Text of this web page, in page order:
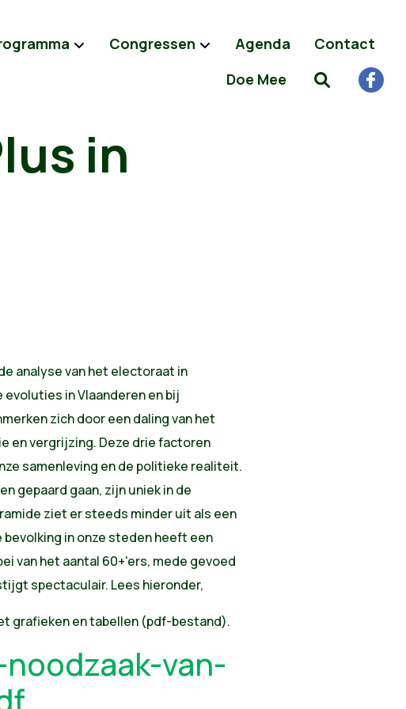
Congressen Agenda
Contact
Doe Mee
in
analyse van het electoraat in
in Vlaanderen en bij
zich door een daling van het
en vergrijzing. Deze drie factoren
samenleving en de politieke realiteit.
gepaard gaan, zijn uniek in de
ziet er steeds minder uit als een
bevolking in onze steden heeft een
van het aantal 60+'ers, mede gevoed
spectaculair. Lees hieronder,
grafieken en tabellen (pdf-bestand).
van-